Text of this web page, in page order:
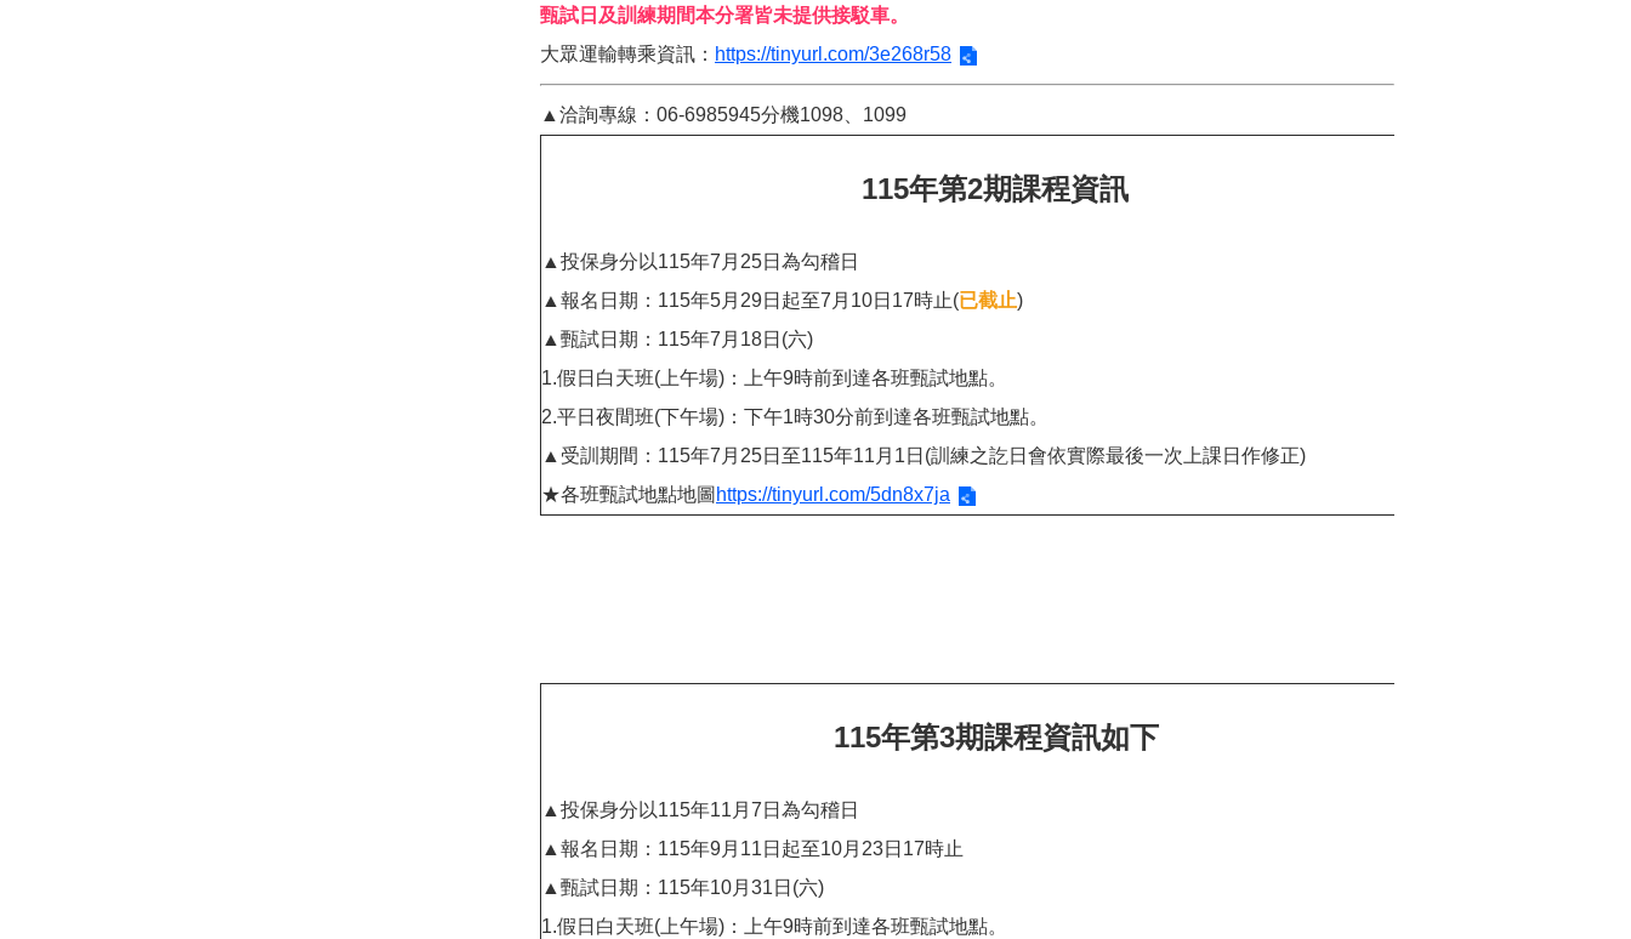
甄試日及訓練期間本分署皆未提供接駁車。
大眾運輸轉乘資訊： https://tinyurl.com/3e268r58
▲洽詢專線：06-6985945分機1098、1099
115年第2期課程資訊
▲投保身分以115年7月25日為勾稽日
▲報名日期：115年5月29日起至7月10日17時止(已截止)
▲甄試日期：115年7月18日(六)
1.假日白天班(上午場)：上午9時前到達各班甄試地點。
2.平日夜間班(下午場)：下午1時30分前到達各班甄試地點。
▲受訓期間：115年7月25日至115年11月1日(訓練之訖日會依實際最後一次上課日作修正)
★各班甄試地點地圖 https://tinyurl.com/5dn8x7ja
115年第3期課程資訊如下
▲投保身分以115年11月7日為勾稽日
▲報名日期：115年9月11日起至10月23日17時止
▲甄試日期：115年10月31日(六)
1.假日白天班(上午場)：上午9時前到達各班甄試地點。